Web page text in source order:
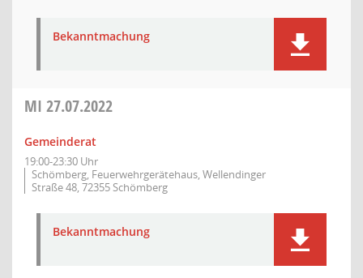
Bekanntmachung
MI 27.07.2022
Gemeinderat
19:00-23:30 Uhr
Schömberg, Feuerwehrgerätehaus, Wellendinger
Straße 48, 72355 Schömberg
Bekanntmachung